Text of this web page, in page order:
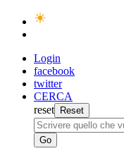
Login
facebook
twitter
CERCA
reset